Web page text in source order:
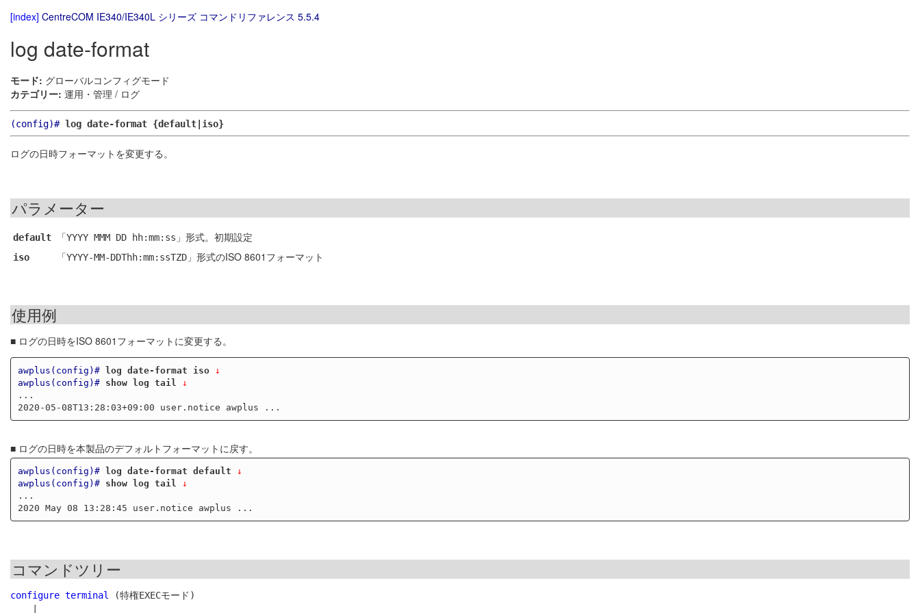
[index] CentreCOM IE340/IE340L シリーズ コマンドリファレンス 5.5.4
log date-format
モード: グローバルコンフィグモード
カテゴリー: 運用・管理 / ログ
(config)# log date-format {default|iso}
ログの日時フォーマットを変更する。
パラメーター
default 「YYYY MMM DD hh:mm:ss 」形式。初期設定
iso 「YYYY-MM-DDThh:mm:ssTZD 」形式のISO 8601フォーマット
使用例
■ ログの日時をISO 8601フォーマットに変更する。
awplus(config)# log date-format iso ↓
awplus(config)#
show log tail
↓
...
■ ログの日時を本製品のデフォルトフォーマットに戻す。
awplus(config)# log date-format default ↓
awplus(config)#
show log tail
↓
...
コマンドツリー
configure terminal
(特権EXECモード)